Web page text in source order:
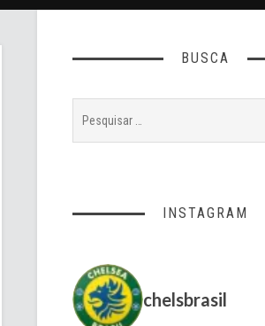
BUSCA
INSTAGRAM
chelsbrasil